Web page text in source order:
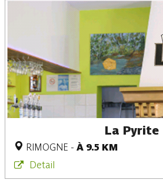
La Pyrite
RIMOGNE - À 9.5 KM
Detail